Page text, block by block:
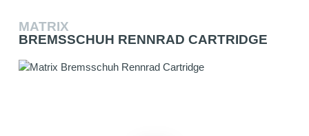
MATRIX
BREMSSCHUH RENNRAD CARTRIDGE